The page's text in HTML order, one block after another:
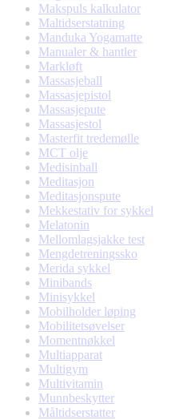
Makspuls kalkulator
Maltidserstatning
Manduka Yogamatte
Manualer & hantler
Markløft
Massasjeball
Massasjepistol
Massasjepute
Massasjestol
Masterfit tredemølle
MCT olje
Medisinball
Meditasjon
Meditasjonspute
Mekkestativ for sykkel
Melatonin
Mellomlagsjakke test
Mengdetreningssko
Merida sykkel
Minibands
Minisykkel
Mobilholder løping
Mobilitetsøvelser
Momentnøkkel
Multiapparat
Multigym
Multivitamin
Munnbeskytter
Måltidserstatter